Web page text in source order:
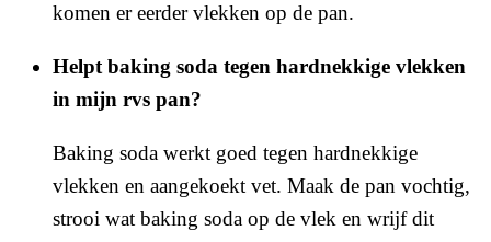
komen er eerder vlekken op de pan.
Helpt baking soda tegen hardnekkige vlekken
in mijn rvs pan?
Baking soda werkt goed tegen hardnekkige
vlekken en aangekoekt vet. Maak de pan vochtig,
strooi wat baking soda op de vlek en wrijf dit